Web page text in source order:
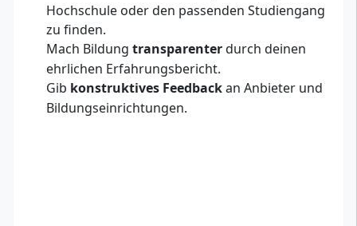
Hochschule oder den passenden Studiengang
zu finden.
Mach Bildung transparenterdurch deinen
ehrlichen Erfahrungsbericht.
Gib konstruktives Feedbackan Anbieter und
Bildungseinrichtungen.